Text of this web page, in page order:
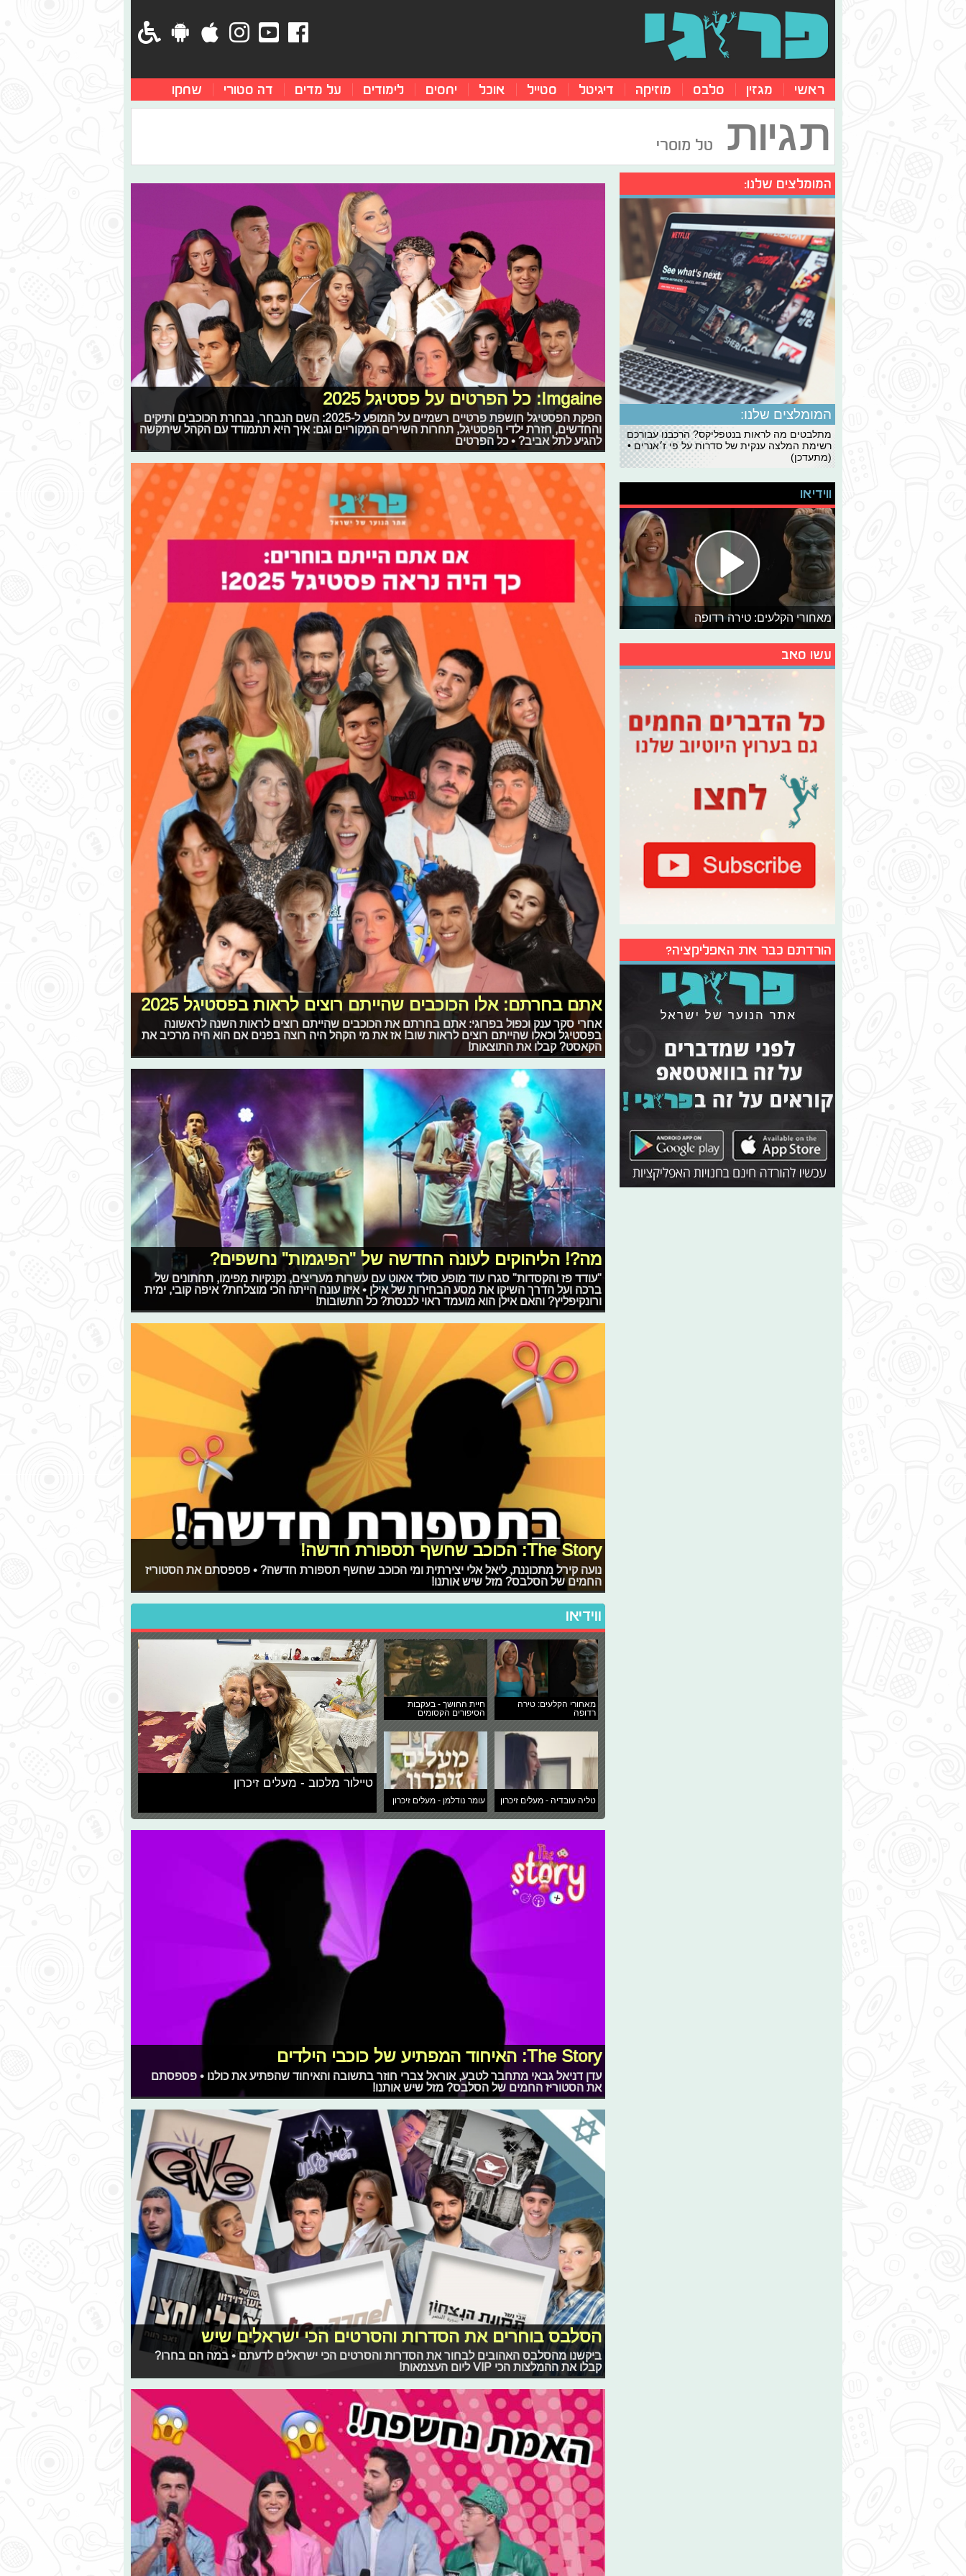
ראשי מגזין סלבס מוזיקה דיגיטל סטייל אוכל יחסים לימודים על מדים דה סטורי שחקו
תגיות טל מוסרי
Imgaine: כל הפרטים על פסטיגל 2025
הפקת הפסטיגל חושפת פרטיים רשמיים על המופע ל-2025: השם הנבחר, נבחרת הכוכבים ותיקים
והחדשים, חזרת ילדי הפסטיגל, תחרות השירים המקוריים וגם: איך היא תתמודד עם הקהל שיתקשה
להגיע לתל אביב? • כל הפרטים
אתם בחרתם: אלו הכוכבים שהייתם רוצים לראות בפסטיגל 2025
אחרי סקר ענק וכפול בפרוגי: אתם בחרתם את הכוכבים שהייתם רוצים לראות השנה לראשונה
בפסטיגל וכאלו שהייתם רוצים לראות שוב! אז את מי הקהל היה רוצה בפנים אם הוא היה מרכיב את
הקאסט? קבלו את התוצאות!
מה?! הליהוקים לעונה החדשה של "הפיגמות" נחשפים?
"עודד פז והקסדות" סגרו עוד מופע סולד אאוט עם עשרות מעריצים, נקנקיות מפימו, תחתונים של
ברכה ועל הדרך השיקו את מסע הבחירות של אילן • איזו עונה הייתה הכי מוצלחת? איפה קובי, ימית
ורונקיפליץ? והאם אילן הוא מועמד ראוי לכנסת? כל התשובות!
The Story: הכוכב שחשף תספורת חדשה!
נועה קירל מתכוננת, ליאל אלי יצירתית ומי הכוכב שחשף תספורת חדשה? • פספסתם את הסטוריז
החמים של הסלבס? מזל שיש אותנו!
ווידיאו
מאחורי הקלעים: טירה
רדופה
חיית החושך - בעקבות
הסיפורים הקסומים
טליה עובדיה - מעלים זיכרון עומר נודלמן - מעלים זיכרון
טיילור מלכוב - מעלים זיכרון
The Story: האיחוד המפתיע של כוכבי הילדים
עדן דניאל גבאי מתחבר לטבע, אוראל צברי חוזר בתשובה והאיחוד שהפתיע את כולנו • פספסתם
את הסטוריז החמים של הסלבס? מזל שיש אותנו!
הסלבס בוחרים את הסדרות והסרטים הכי ישראלים שיש
ביקשנו מהסלבס האהובים לבחור את הסדרות והסרטים הכי ישראלים לדעתם • במה הם בחרו?
קבלו את ההמלצות הכי VIP ליום העצמאות!
המומלצים שלנו:
המומלצים שלנו:
מתלבטים מה לראות בנטפליקס? הרכבנו עבורכם
רשימת המלצה ענקית של סדרות על פי ז׳אנרים •
(מתעדכן)
ווידיאו
מאחורי הקלעים: טירה רדופה
עשו סאב
הורדתם כבר את האפליקציה?